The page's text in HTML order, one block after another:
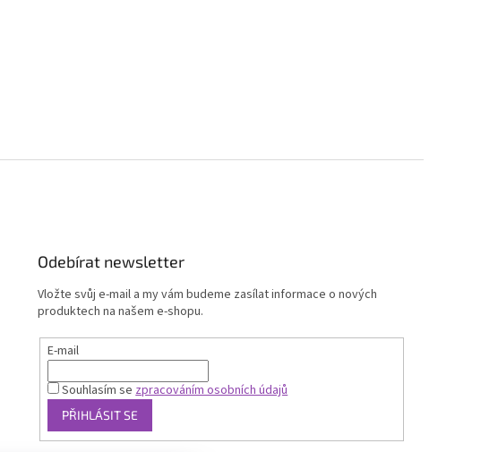
Odebírat newsletter
Vložte svůj e-mail a my vám budeme zasílat informace o nových
produktech na našem e-shopu.
E-mail
Souhlasím se zpracováním osobních údajů
PŘIHLÁSIT SE